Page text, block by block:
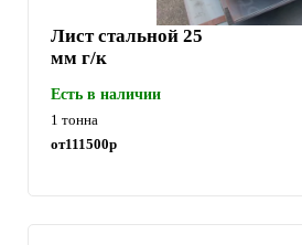
Лист стальной 25
мм г/к
Есть в наличии
1 тонна
от111500р